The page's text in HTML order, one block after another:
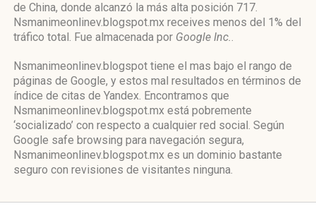
de China, donde alcanzó la más alta posición 717.
Nsmanimeonlinev.blogspot.mx receives menos del 1% del
tráfico total. Fue almacenada por Google Inc..
Nsmanimeonlinev.blogspot tiene el mas bajo el rango de
páginas de Google, y estos mal resultados en términos de
índice de citas de Yandex. Encontramos que
Nsmanimeonlinev.blogspot.mx está pobremente
‘socializado’ con respecto a cualquier red social. Según
Google safe browsing para navegación segura,
Nsmanimeonlinev.blogspot.mx es un dominio bastante
seguro con revisiones de visitantes ninguna.